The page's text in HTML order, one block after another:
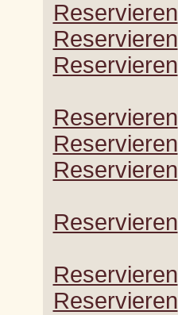
Reservieren
Reservieren
Reservieren
Reservieren
Reservieren
Reservieren
Reservieren
Reservieren
Reservieren